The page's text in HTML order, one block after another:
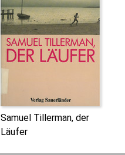
Samuel Tillerman, der
Läufer